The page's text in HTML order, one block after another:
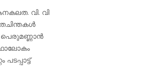
വി. വി
പെരുമണ്ണാന്‍
പടപ്പാട്ട്‌